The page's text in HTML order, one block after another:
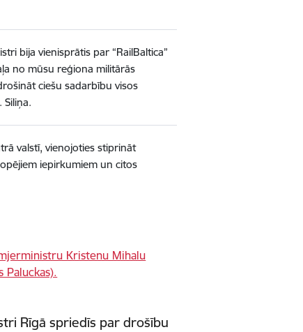
bija vienisprātis par “RailBaltica”
no mūsu reģiona militārās
ciešu sadarbību visos
valstī, vienojoties stiprināt
iepirkumiem un citos
Rīgā spriedīs par drošību